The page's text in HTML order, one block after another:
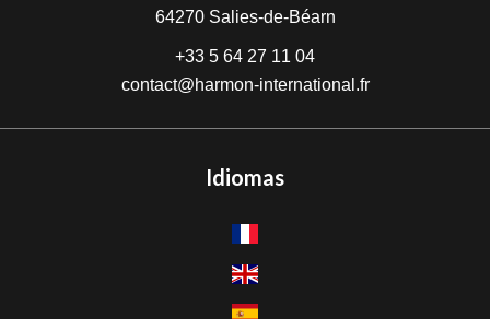
64270 Salies-de-Béarn
+33 5 64 27 11 04
contact@harmon-international.fr
Idiomas